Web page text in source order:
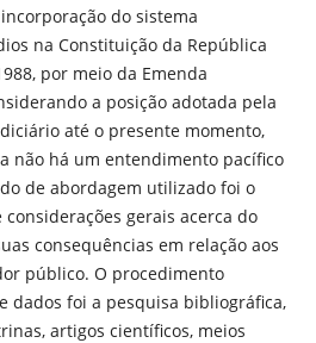
do sistema
na Constituição da República
por meio da Emenda
a posição adotada pela
até o presente momento,
não há um entendimento pacífico
de abordagem utilizado foi o
gerais acerca do
consequências em relação aos
público. O procedimento
dados foi a pesquisa bibliográfica,
artigos científicos, meios